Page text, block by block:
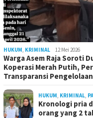
HUKUM, KRIMINAL 12 Mei 2026
Warga Asem Raja Soroti
Koperasi Merah Putih,
Transparansi Pengelolaan
HUKUM, KRIMINAL,
Kronologi pria
orang yang 2